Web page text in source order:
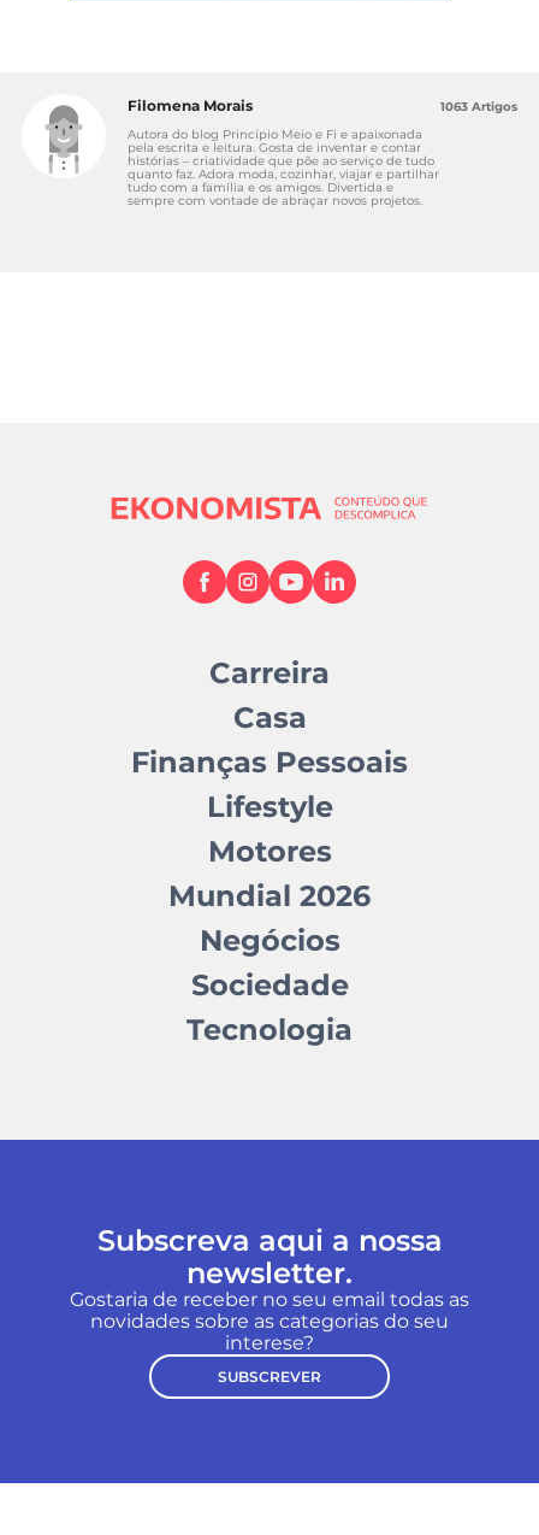
Filomena Morais
Autora do blog Princípio Meio e Fi e apaixonada
pela escrita e leitura. Gosta de inventar e contar
histórias – criatividade que põe ao serviço de tudo
quanto faz. Adora moda, cozinhar, viajar e partilhar
tudo com a família e os amigos. Divertida e
sempre com vontade de abraçar novos projetos.
1063 Artigos
Carreira
Casa
Finanças Pessoais
Lifestyle
Motores
Mundial 2026
Negócios
Sociedade
Tecnologia
Subscreva aqui a nossa
newsletter.
Gostaria de receber no seu email todas as
novidades sobre as categorias do seu
interese?
SUBSCREVER